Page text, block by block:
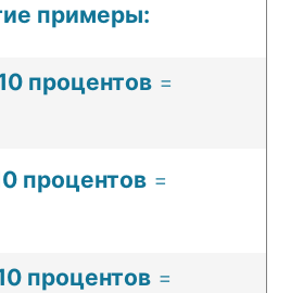
примеры:
процентов =
процентов =
процентов =